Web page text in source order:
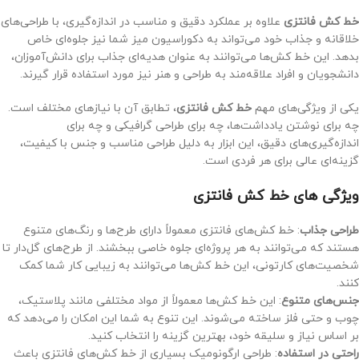
خط کش فانتزی علاوه بر عملکرد دقیق و مناسب در اندازه‌گیری، با طراحی‌های
خلاقانه و جذاب خود می‌تواند به دکوراسیون میز شما نیز جلوه‌ای خاص
بدهد. این خط کش‌ها می‌توانند به عنوان هدیه‌ای جذاب برای دانش‌آموزان،
دانشجویان و افراد علاقه‌مند به طراحی و هنر نیز مورد استفاده قرار گیرند.
یکی از ویژگی‌های مهم خط کش فانتزی، تطابق آن با نیازهای مختلف است.
چه برای نوشتن یادداشت‌ها، چه برای طراحی گرافیکی و چه برای
اندازه‌گیری‌های دقیق، این ابزار به دلیل طراحی مناسب و جنس با کیفیت،
گزینه‌ای عالی برای هر فردی است.
ویژگی‌ های خط کش فانتزی
طراحی جذاب: خط کش‌های فانتزی معمولاً دارای طرح‌ها و رنگ‌های متنوع
هستند که می‌توانند به هر پروژه‌ای جلوه خاصی ببخشند. از طرح‌های گل‌دار تا
شخصیت‌های کارتونی، این خط کش‌ها می‌توانند به زیبایی کار شما کمک
کنند.
جنس‌های متنوع: این خط کش‌ها معمولاً از مواد مختلفی مانند پلاستیک،
چوب و حتی فلز ساخته می‌شوند. این تنوع به شما این امکان را می‌دهد که
بر اساس نیاز و سلیقه خود، بهترین گزینه را انتخاب کنید.
راحتی در استفاده: طراحی ارگونومیک بسیاری از خط کش‌های فانتزی باعث